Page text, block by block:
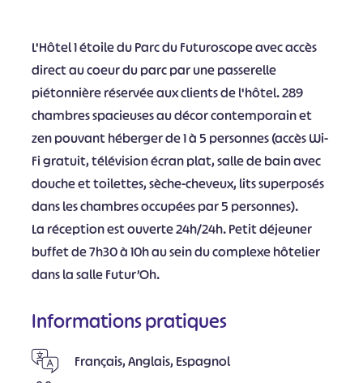
L'Hôtel 1 étoile du Parc du Futuroscope avec accès
direct au coeur du parc par une passerelle
piétonnière réservée aux clients de l'hôtel. 289
chambres spacieuses au décor contemporain et
zen pouvant héberger de 1 à 5 personnes (accès Wi-
Fi gratuit, télévision écran plat, salle de bain avec
douche et toilettes, sèche-cheveux, lits superposés
dans les chambres occupées par 5 personnes).
La réception est ouverte 24h/24h. Petit déjeuner
buffet de 7h30 à 10h au sein du complexe hôtelier
dans la salle Futur’Oh.
Informations pratiques
Français, Anglais, Espagnol